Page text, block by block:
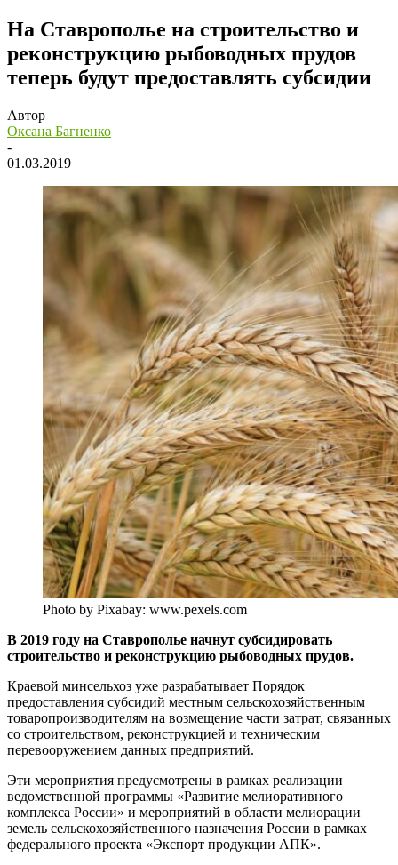
На Ставрополье на строительство и
реконструкцию рыбоводных прудов
теперь будут предоставлять субсидии
Автор
Оксана Багненко
-
01.03.2019
Photo by Pixabay: www.pexels.com
В 2019 году на Ставрополье начнут субсидировать
строительство и реконструкцию рыбоводных прудов.
Краевой минсельхоз уже разрабатывает Порядок
предоставления субсидий местным сельскохозяйственным
товаропроизводителям на возмещение части затрат, связанных
со строительством, реконструкцией и техническим
перевооружением данных предприятий.
Эти мероприятия предусмотрены в рамках реализации
ведомственной программы «Развитие мелиоративного
комплекса России» и мероприятий в области мелиорации
земель сельскохозяйственного назначения России в рамках
федерального проекта «Экспорт продукции АПК».